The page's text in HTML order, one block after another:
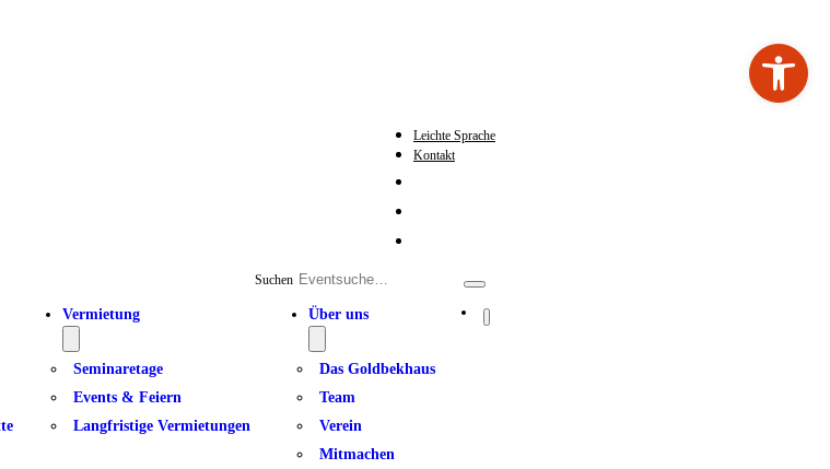
Leichte Sprache
Kontakt
Suchen
Vermietung
Seminaretage
Events & Feiern
Langfristige Vermietungen
Über uns
Das Goldbekhaus
Team
Verein
Mitmachen